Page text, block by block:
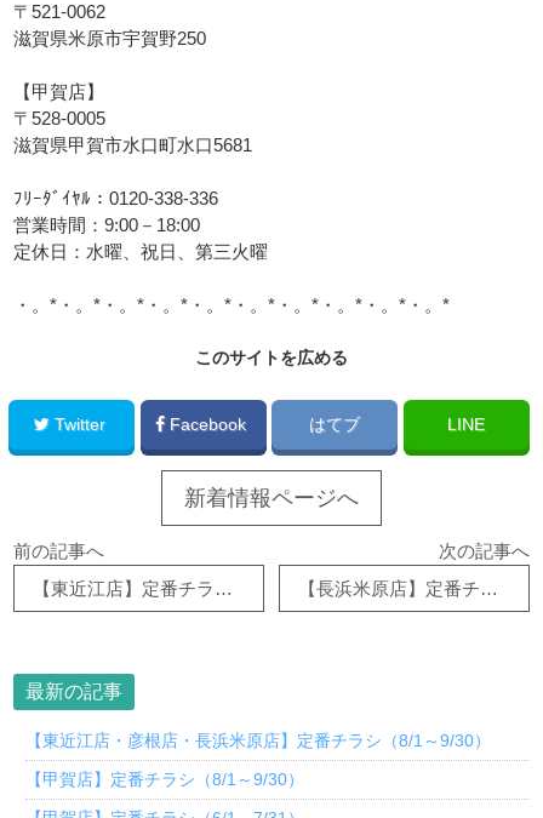
〒521-0062
滋賀県米原市宇賀野250
【甲賀店】
〒528-0005
滋賀県甲賀市水口町水口5681
ﾌﾘｰﾀﾞｲﾔﾙ：0120-338-336
営業時間：9:00－18:00
定休日：水曜、祝日、第三火曜
・。*・。*・。*・。*・。*・。*・。*・。*・。*・。*
このサイトを広める
Twitter Facebook はてブ LINE
新着情報ページへ
前の記事へ
【東近江店】定番チラシ（10/1～12/26）
次の記事へ
【長浜米原店】定番チラシ（10/1～12/26）
最新の記事
【東近江店・彦根店・長浜米原店】定番チラシ（8/1～9/30）
【甲賀店】定番チラシ（8/1～9/30）